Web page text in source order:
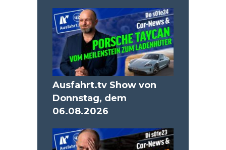
Ausfahrt.tv Show von
Donnstag, dem
06.08.2026